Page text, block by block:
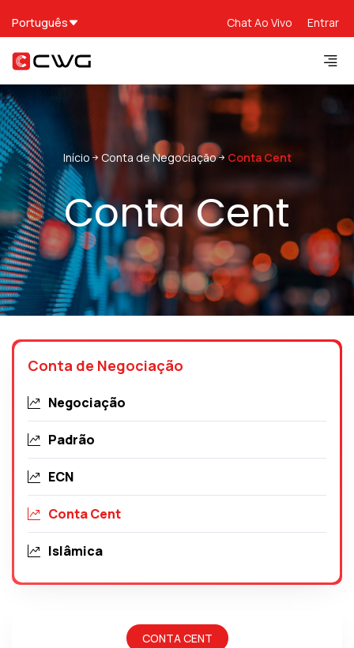
Português Chat Ao Vivo Entrar
Início Conta de Negociação Conta Cent
Conta Cent
Conta de Negociação
Negociação
Padrão
ECN
Conta Cent
Islâmica
CONTA CENT